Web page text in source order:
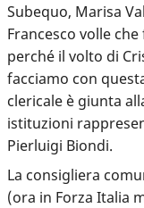
Subequo, Marisa
Francesco volle
perché il volto di
facciamo con
clericale è giunta
istituzioni
Pierluigi Biondi.
La consigliera
(ora in Forza Italia